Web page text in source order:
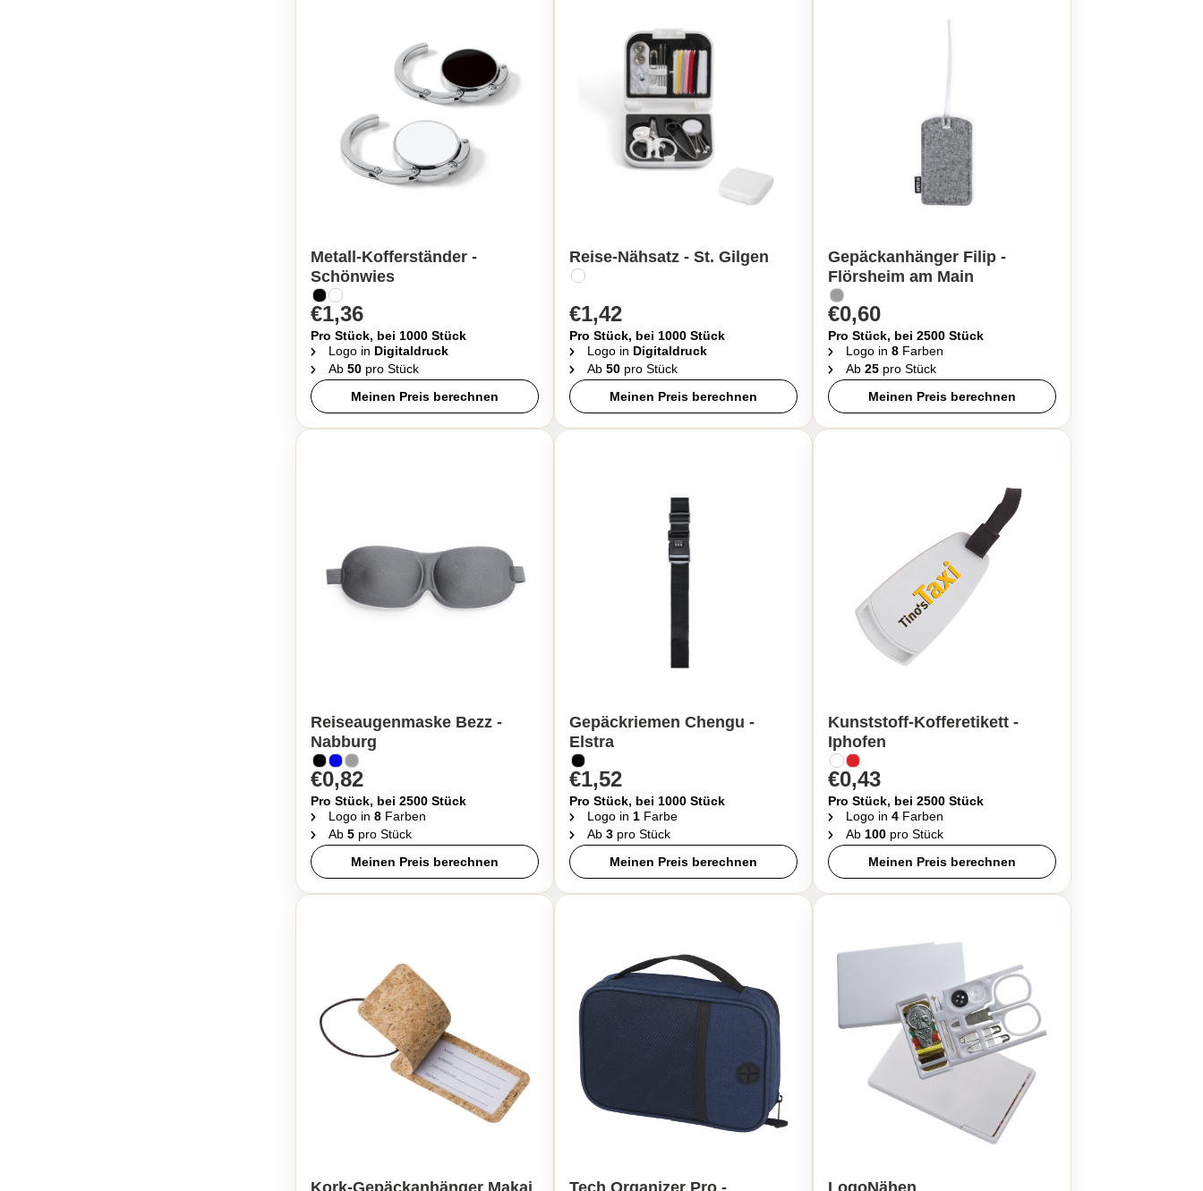
Metall-Kofferständer -
Schönwies
€1,36
Pro Stück, bei 1000 Stück
Logo in Digitaldruck
Ab 50 pro Stück
Meinen Preis berechnen
Reise-Nähsatz - St. Gilgen
€1,42
Pro Stück, bei 1000 Stück
Logo in Digitaldruck
Ab 50pro Stück
Meinen Preis berechnen
Gepäckanhänger Filip -
Flörsheim am Main
€0,60
Pro Stück, bei 2500 Stück
Logo in 8Farben
Ab 25pro Stück
Meinen Preis berechnen
Reiseaugenmaske Bezz -
Nabburg
€0,82
Pro Stück, bei 2500 Stück
Logo in 8 Farben
Ab 5 pro Stück
Meinen Preis berechnen
Gepäckriemen Chengu -
Elstra
€1,52
Pro Stück, bei 1000 Stück
Logo in 1Farbe
Ab 3pro Stück
Meinen Preis berechnen
Kunststoff-Kofferetikett -
Iphofen
€0,43
Pro Stück, bei 2500 Stück
Logo in 4Farben
Ab 100pro Stück
Meinen Preis berechnen
Kork-Gepäckanhänger Makai Tech Organizer Pro - LogoNähen